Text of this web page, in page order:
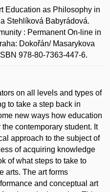
Education as Philosophy in
Stehlíková Babyrádová.
: Permanent On-line in
Dokořán/ Masarykova
978-80-7363-447-6.
on all levels and types of
to take a step back in
new ways how education
contemporary student. It
approach to the subject of
of acquiring knowledge
of what steps to take to
arts. The art forms
and conceptual art